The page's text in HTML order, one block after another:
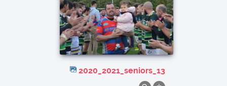
2020_2021_seniors_13